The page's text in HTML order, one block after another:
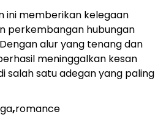
ini memberikan kelegaan
perkembangan hubungan
alur yang tenang dan
meninggalkan kesan
salah satu adegan yang paling
,romance